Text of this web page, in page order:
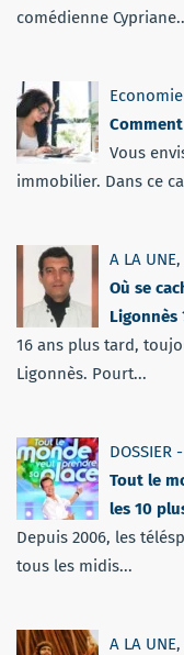
comédienne
Economie
Vous
immobilier. Dans ce
A LA UNE,
Où se
Ligonnès
16 ans plus tard,
Ligonnès. Pourt...
DOSSIER
Tout le
les 10
Depuis 2006, les
tous les midis...
A LA UNE,